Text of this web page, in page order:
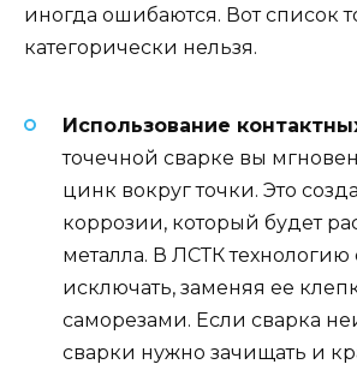
иногда ошибаются. Вот список
категорически нельзя.
Использование
точечной сварке вы
цинк вокруг точки. Это
коррозии, который будет
металла. В ЛСТК
исключать, заменяя ее
саморезами. Если сварка
сварки нужно зачищать и